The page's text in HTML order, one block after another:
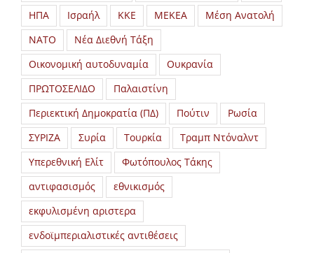
ΗΠΑ
Ισραήλ ΚΚΕ ΜΕΚΕΑ
Μέση Ανατολή
ΝΑΤΟ
Νέα Διεθνή Τάξη
Οικονομική αυτοδυναμία
Ουκρανία
ΠΡΩΤΟΣΕΛΙΔΟ
Παλαιστίνη
Περιεκτική Δημοκρατία (ΠΔ)
Πούτιν
Ρωσία
ΣΥΡΙΖΑ
Συρία Τουρκία
Τραμπ Ντόναλντ
Υπερεθνική Ελίτ
Φωτόπουλος Τάκης
αντιφασισμός
εθνικισμός
εκφυλισμένη αριστερα
ενδοϊμπεριαλιστικές αντιθέσεις